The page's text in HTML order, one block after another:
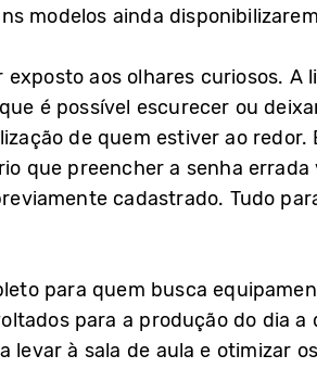
modelos ainda
aos olhares curiosos. A
é possível escurecer ou
de quem estiver ao redor.
que preencher a senha
cadastrado. Tudo
para quem busca
para a produção do dia
à sala de aula e otimizar